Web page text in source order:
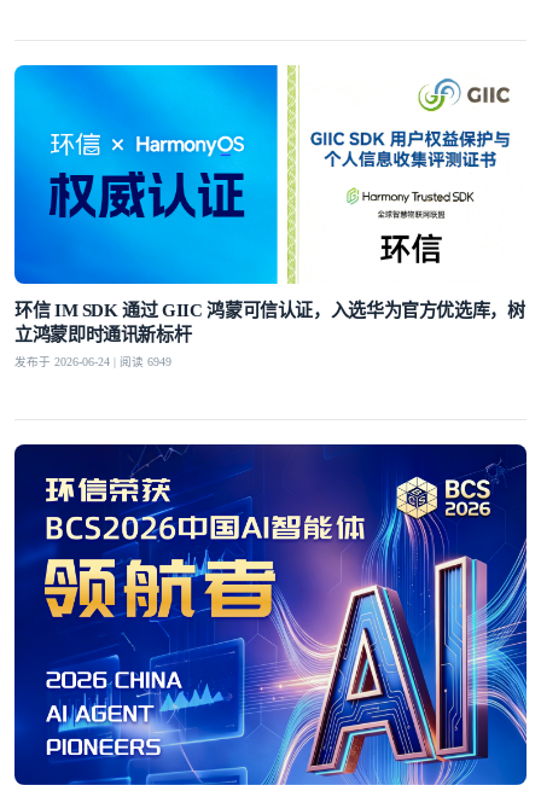
环信 IM SDK 通过 GIIC 鸿蒙可信认证，入选华为官方优选库，树
立鸿蒙即时通讯新标杆
发布于 2026-06-24 | 阅读 6949